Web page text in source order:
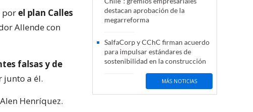
por el plan Calles
Allende con
falsas y de
junto a él.
Henríquez.
destacan aprobación de la
megarreforma
SalfaCorp y CChC firman acuerdo
para impulsar estándares de
sostenibilidad en la construcción
MÁS NOTICIAS